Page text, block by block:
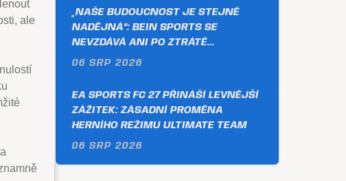
ale
„NAŠE BUDOUCNOST JE STEJNĚ
NADĚJNÁ“: BEIN SPORTS SE
NEVZDÁVÁ ANI PO ZTRÁTĚ…
06 SRP 2026
EA SPORTS FC 27 PŘINÁŠÍ LEVNĚJŠÍ
ZÁŽITEK: ZÁSADNÍ PROMĚNA
HERNÍHO REŽIMU ULTIMATE TEAM
06 SRP 2026